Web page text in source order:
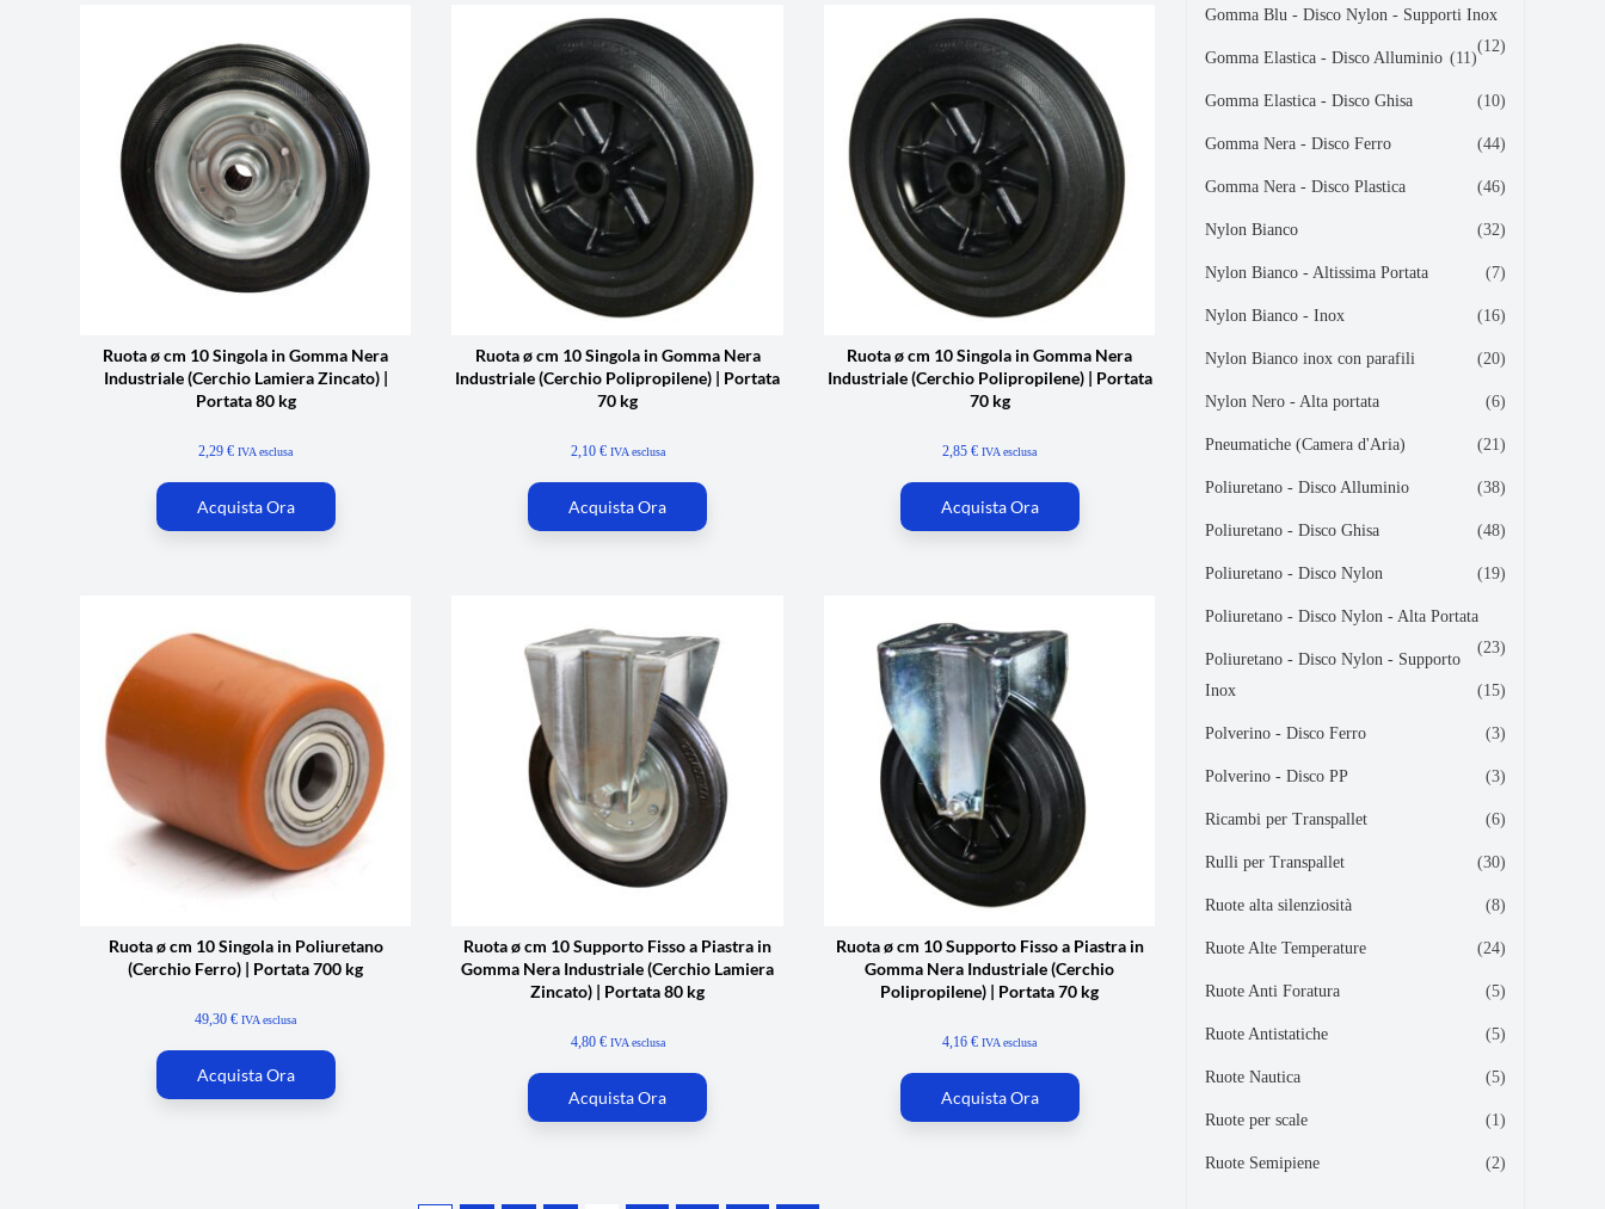
Ruota ø cm 10 Singola in Gomma Nera
Industriale (Cerchio Lamiera Zincato) |
Portata 80 kg
2,29€ IVA esclusa
Acquista Ora
Ruota ø cm 10 Singola in Gomma Nera
Industriale (Cerchio Polipropilene) | Portata
70 kg
2,10 € IVA esclusa
Acquista Ora
Ruota ø cm 10 Singola in Gomma Nera
Industriale (Cerchio Polipropilene) | Portata
70 kg
2,85 € IVA esclusa
Acquista Ora
Ruota ø cm 10 Singola in Poliuretano
(Cerchio Ferro) | Portata 700 kg
49,30€ IVA esclusa
Acquista Ora
Ruota ø cm 10 Supporto Fisso a Piastra in
Gomma Nera Industriale (Cerchio Lamiera
Zincato) | Portata 80 kg
4,80 € IVA esclusa
Acquista Ora
Ruota ø cm 10 Supporto Fisso a Piastra in
Gomma Nera Industriale (Cerchio
Polipropilene) | Portata 70 kg
4,16 € IVA esclusa
Acquista Ora
Gomma Blu - Disco Nylon - Supporti Inox
(12)
Gomma Elastica - Disco Alluminio (11)
Gomma Elastica - Disco Ghisa (10)
Gomma Nera - Disco Ferro (44)
Gomma Nera - Disco Plastica (46)
Nylon Bianco (32)
Nylon Bianco - Altissima Portata (7)
Nylon Bianco - Inox (16)
Nylon Bianco inox con parafili (20)
Nylon Nero - Alta portata (6)
Pneumatiche (Camera d'Aria) (21)
Poliuretano - Disco Alluminio (38)
Poliuretano - Disco Ghisa (48)
Poliuretano - Disco Nylon (19)
Poliuretano - Disco Nylon - Alta Portata
(23)
Poliuretano - Disco Nylon - Supporto
Inox
(15)
Polverino - Disco Ferro (3)
Polverino - Disco PP (3)
Ricambi per Transpallet (6)
Rulli per Transpallet (30)
Ruote alta silenziosità (8)
Ruote Alte Temperature (24)
Ruote Anti Foratura (5)
Ruote Antistatiche (5)
Ruote Nautica (5)
Ruote per scale (1)
Ruote Semipiene (2)